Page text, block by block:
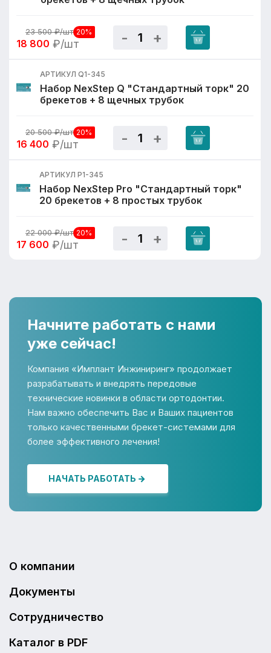
23 500₽/шт 20%
18 800 ₽/шт
АРТИКУЛ Q1-345
Набор NexStep Q "Стандартный торк" 20
брекетов + 8 щечных трубок
20 500₽/шт 20%
16 400 ₽/шт
АРТИКУЛ P1-345
Набор NexStep Pro "Стандартный торк"
20 брекетов + 8 простых трубок
22 000₽/шт 20%
17 600 ₽/шт
Начните работать с нами
уже сейчас!
Компания «Имплант Инжиниринг» продолжает
разрабатывать и внедрять передовые
технические новинки в области ортодонтии.
Нам важно обеспечить Вас и Ваших пациентов
только качественными брекет-системами для
более эффективного лечения!
НАЧАТЬ РАБОТАТЬ
О компании
Документы
Сотрудничество
Каталог в PDF